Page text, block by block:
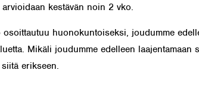
kestävän noin 2 vko.
huonokuntoiseksi, joudumme
Mikäli joudumme edelleen laajentamaan
erikseen.